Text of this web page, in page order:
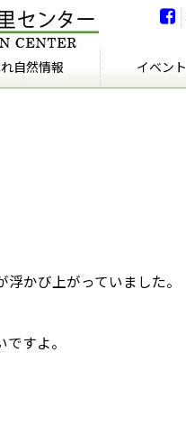
自然情報 イベント
かび上がっていました。
すよ。